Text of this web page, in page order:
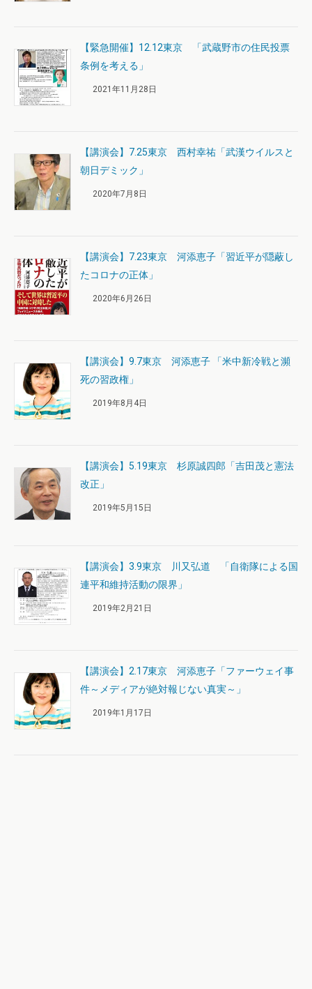
【緊急開催】12.12東京 「武蔵野市の住民投票
条例を考える」
2021年11月28日
【講演会】7.25東京 西村幸祐「武漢ウイルスと
朝日デミック」
2020年7月8日
【講演会】7.23東京 河添恵子「習近平が隠蔽し
たコロナの正体」
2020年6月26日
【講演会】9.7東京 河添恵子 「米中新冷戦と瀕
死の習政権」
2019年8月4日
【講演会】5.19東京 杉原誠四郎「吉田茂と憲法
改正」
2019年5月15日
【講演会】3.9東京 川又弘道 「自衛隊による国
連平和維持活動の限界」
2019年2月21日
【講演会】2.17東京 河添恵子「ファーウェイ事
件～メディアが絶対報じない真実～」
2019年1月17日